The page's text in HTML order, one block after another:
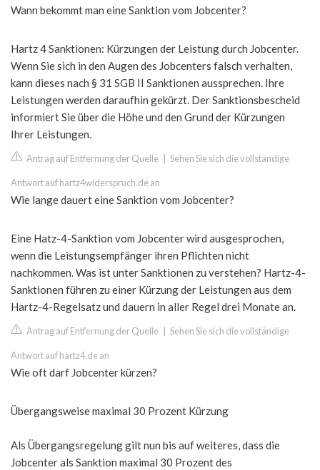
Wann bekommt man eine Sanktion vom Jobcenter?
Hartz 4 Sanktionen: Kürzungen der Leistung durch Jobcenter.
Wenn Sie sich in den Augen des Jobcenters falsch verhalten,
kann dieses nach § 31 SGB II Sanktionen aussprechen. Ihre
Leistungen werden daraufhin gekürzt. Der Sanktionsbescheid
informiert Sie über die Höhe und den Grund der Kürzungen
Ihrer Leistungen.
Antrag auf Entfernung der Quelle Sehen Sie sich die vollständige
Antwort auf hartz4widerspruch.de an
Wie lange dauert eine Sanktion vom Jobcenter?
Eine Hatz-4-Sanktion vom Jobcenter wird ausgesprochen,
wenn die Leistungsempfänger ihren Pflichten nicht
nachkommen. Was ist unter Sanktionen zu verstehen? Hartz-4-
Sanktionen führen zu einer Kürzung der Leistungen aus dem
Hartz-4-Regelsatz und dauern in aller Regel drei Monate an.
Antrag auf Entfernung der Quelle Sehen Sie sich die vollständige
Antwort auf hartz4.de an
Wie oft darf Jobcenter kürzen?
Übergangsweise maximal 30 Prozent Kürzung
Als Übergangsregelung gilt nun bis auf weiteres, dass die
Jobcenter als Sanktion maximal 30 Prozent des